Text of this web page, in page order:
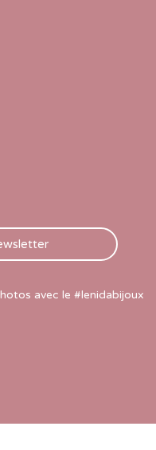
avec le #lenidabijoux